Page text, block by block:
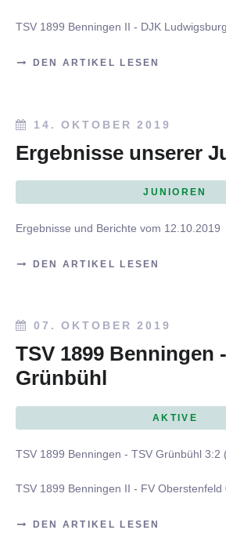
TSV 1899 Benningen II - DJK
DEN ARTIKEL LESEN
14. OKTOBER 2019
Ergebnisse unserer
JUNIOREN
Ergebnisse und Berichte vom 12.10.2019
DEN ARTIKEL LESEN
07. OKTOBER 2019
TSV 1899 Benningen
Grünbühl
AKTIVE
TSV 1899 Benningen - TSV Grünbühl 3:2
TSV 1899 Benningen II - FV Oberstenfeld
DEN ARTIKEL LESEN